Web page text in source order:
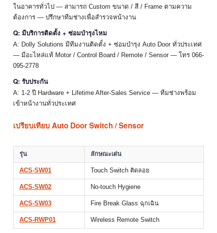
ในอาคารทั่วไป — สามารถ Custom ขนาด / สี / Frame ตามความ
ต้องการ — ปรึกษาทีมช่างเพื่อสำรวจหน้างาน
Q: มีบริการติดตั้ง + ซ่อมบำรุงไหม
A: Dolly Solutions มีทีมงานติดตั้ง + ซ่อมบำรุง Auto Door ทั่วประเทศ
— มีอะไหล่แท้ Motor / Control Board / Remote / Sensor — โทร 066-
095-2778
Q: รับประกัน
A: 1-2 ปี Hardware + Lifetime After-Sales Service — ทีมช่างพร้อม
เข้าหน้างานทั่วประเทศ
เปรียบเทียบ Auto Door Switch / Sensor
รุ่น ลักษณะเด่น
ACS-SW01 Touch Switch ติดลอย
ACS-SW02 No-touch Hygiene
ACS-SW03 Fire Break Glass ฉุกเฉิน
ACS-RWP01 Wireless Remote Switch